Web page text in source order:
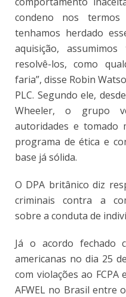
condeno nos termos
tenhamos herdado
aquisição,
resolvê-los, como
faria”, disse Robin
PLC. Segundo ele,
Wheeler, o grupo
autoridades e tomado
programa de ética e
base já sólida.
O DPA britânico diz
criminais contra a
sobre a conduta de
Já o acordo fechado
americanas no dia 25
com violações ao
AFWEL no Brasil entre